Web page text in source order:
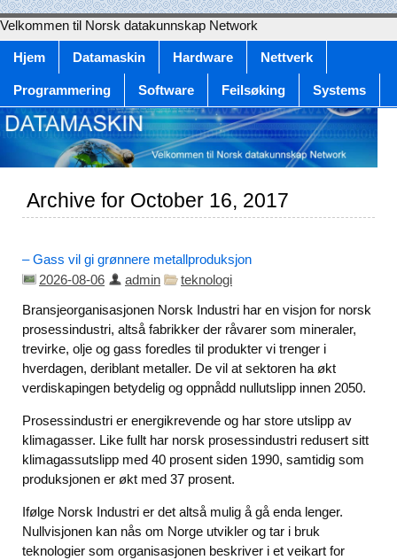
Velkommen til Norsk datakunnskap Network
Hjem Datamaskin Hardware Nettverk
Programmering Software Feilsøking Systems
Archive for October 16, 2017
– Gass vil gi grønnere metallproduksjon
2026-08-06
admin
teknologi
Bransjeorganisasjonen Norsk Industri har en visjon for norsk
prosessindustri, altså fabrikker der råvarer som mineraler,
trevirke, olje og gass foredles til produkter vi trenger i
hverdagen, deriblant metaller. De vil at sektoren ha økt
verdiskapingen betydelig og oppnådd nullutslipp innen 2050.
Prosessindustri er energikrevende og har store utslipp av
klimagasser. Like fullt har norsk prosessindustri redusert sitt
klimagassutslipp med 40 prosent siden 1990, samtidig som
produksjonen er økt med 37 prosent.
Ifølge Norsk Industri er det altså mulig å gå enda lenger.
Nullvisjonen kan nås om Norge utvikler og tar i bruk
teknologier som organisasjonen beskriver i et veikart for